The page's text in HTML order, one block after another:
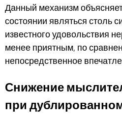
Данный механизм
состоянии являться столь
известного удовольствия
менее приятным, по
непосредственное
Снижение
при